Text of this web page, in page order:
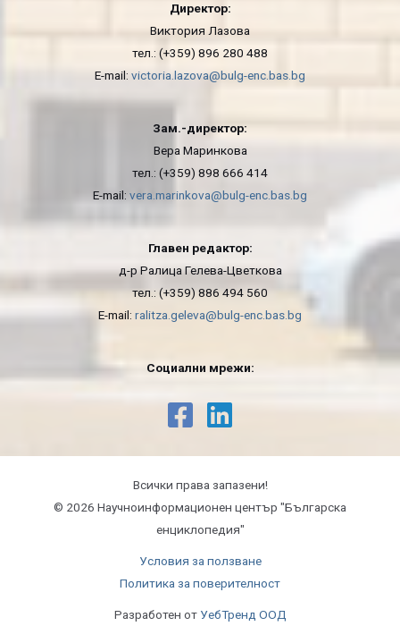
Директор:
Виктория Лазова
тел.: (+359) 896 280 488
E-mail: victoria.lazova@bulg-enc.bas.bg
Зам.-директор:
Вера Маринкова
тел.: (+359) 898 666 414
E-mail: vera.marinkova@bulg-enc.bas.bg
Главен редактор:
д-р Ралица Гелева-Цветкова
тел.: (+359) 886 494 560
E-mail: ralitza.geleva@bulg-enc.bas.bg
Социални мрежи:
Всички права запазени!
© 2026 Научноинформационeн център "Българска
енциклопедия"
Условия за ползване
Политика за поверителност
Разработен от УебТренд ООД